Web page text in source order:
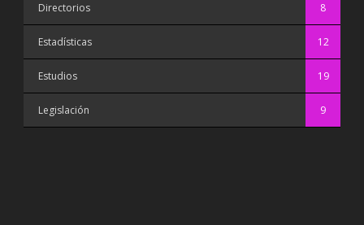
Directorios 8
Estadísticas 12
Estudios 19
Legislación 9